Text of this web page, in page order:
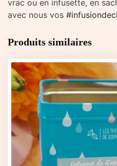
vrac ou en infusette, en
avec nous vos
Produits similaires